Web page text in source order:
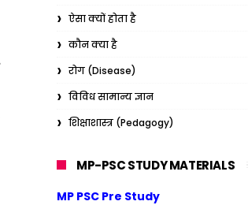
ऐसा क्यों होता है
कौन क्या है
रोग (Disease)
विविध सामान्य ज्ञान
शिक्षाशास्त्र (Pedagogy)
MP-PSC STUDY MATERIALS
MP PSC Pre Study